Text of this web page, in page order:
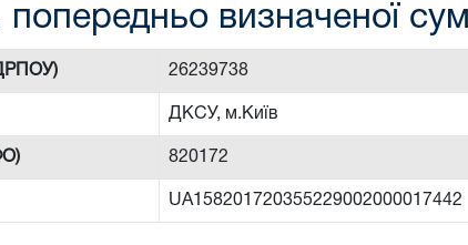
визначеної
26239738
ДКСУ, м.Київ
820172
UA158201720355229002000017442